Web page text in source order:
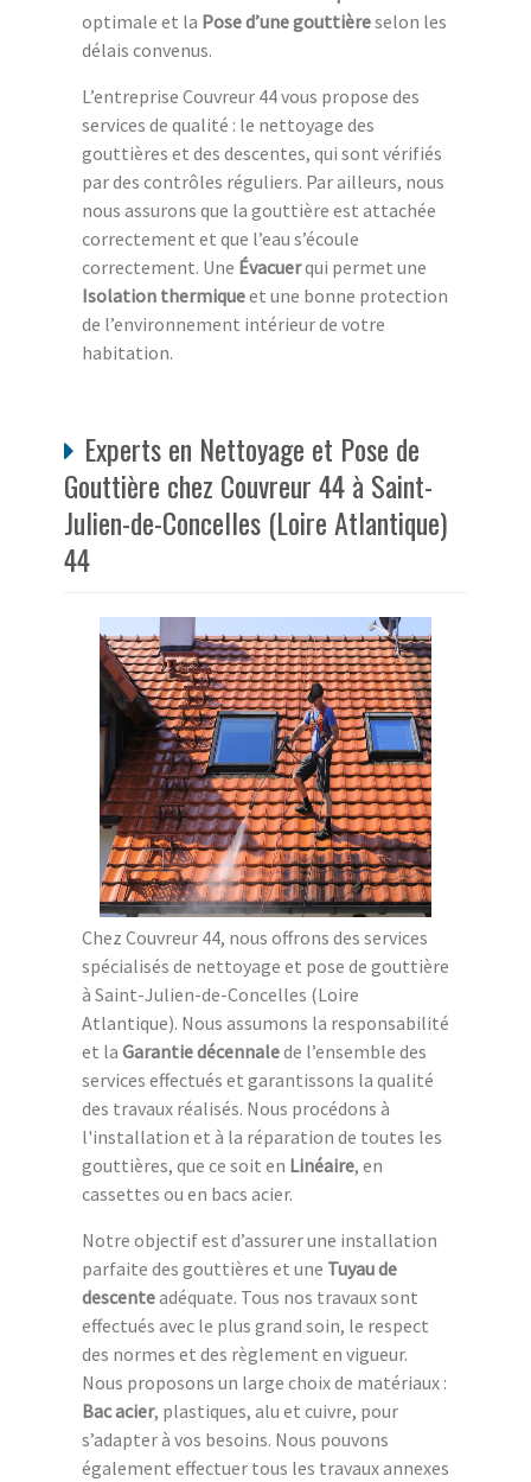
optimale et la Pose d’une gouttièreselon les
délais convenus.
L’entreprise Couvreur 44 vous propose des
services de qualité : le nettoyage des
gouttières et des descentes, qui sont vérifiés
par des contrôles réguliers. Par ailleurs, nous
nous assurons que la gouttière est attachée
correctement et que l’eau s’écoule
correctement. Une Évacuerqui permet une
Isolation thermiqueet une bonne protection
de l’environnement intérieur de votre
habitation.
Experts en Nettoyage et Pose de
Gouttière chez Couvreur 44 à Saint-
Julien-de-Concelles (Loire Atlantique)
44
Chez Couvreur 44, nous offrons des services
spécialisés de nettoyage et pose de gouttière
à Saint-Julien-de-Concelles (Loire
Atlantique). Nous assumons la responsabilité
et la Garantie décennalede l’ensemble des
services effectués et garantissons la qualité
des travaux réalisés. Nous procédons à
l'installation et à la réparation de toutes les
gouttières, que ce soit en Linéaire, en
cassettes ou en bacs acier.
Notre objectif est d’assurer une installation
parfaite des gouttières et une Tuyau de
descenteadéquate. Tous nos travaux sont
effectués avec le plus grand soin, le respect
des normes et des règlement en vigueur.
Nous proposons un large choix de matériaux :
Bac acier, plastiques, alu et cuivre, pour
s’adapter à vos besoins. Nous pouvons
également effectuer tous les travaux annexes